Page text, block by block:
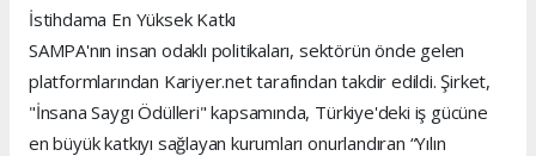
İstihdama En Yüksek Katkı
SAMPA'nın insan odaklı politikaları, sektörün önde gelen
platformlarından Kariyer.net tarafından takdir edildi. Şirket,
"İnsana Saygı Ödülleri" kapsamında, Türkiye'deki iş gücüne
en büyük katkıyı sağlayan kurumları onurlandıran “Yılın